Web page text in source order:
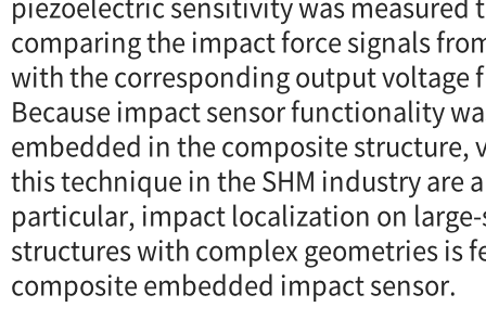
comparing the impact force signals
with the corresponding output voltage
Because impact sensor functionality
embedded in the composite structure,
this technique in the SHM industry are
particular, impact localization on
structures with complex geometries is
composite embedded impact sensor.